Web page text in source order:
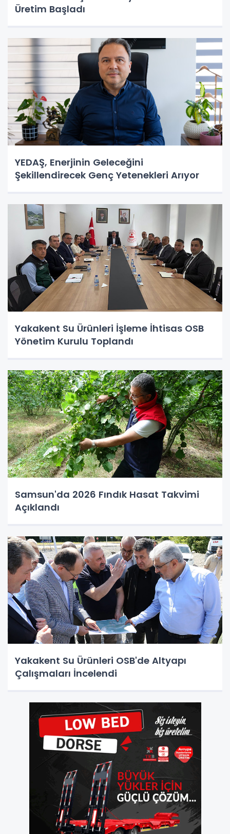
Üretim Başladı
YEDAŞ, Enerjinin Geleceğini
Şekillendirecek Genç Yetenekleri Arıyor
Yakakent Su Ürünleri İşleme İhtisas OSB
Yönetim Kurulu Toplandı
Samsun'da 2026 Fındık Hasat Takvimi
Açıklandı
Yakakent Su Ürünleri OSB'de Altyapı
Çalışmaları İncelendi